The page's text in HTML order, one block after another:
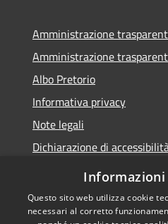
Amministrazione
Amministrazione
Albo Pretorio
Informativa privacy
Note legali
Dichiarazione di
RSS
Informazioni
Questo sito web utilizza cookie
necessari al corretto